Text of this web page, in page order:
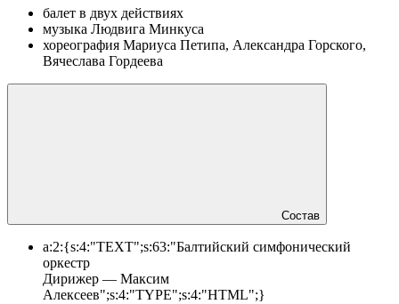
балет в двух действиях
музыка Людвига Минкуса
хореография Мариуса Петипа, Александра Горского,
Вячеслава Гордеева
Состав
a:2:{s:4:"TEXT";s:63:"Балтийский симфонический
оркестр
Дирижер — Максим
Алексеев";s:4:"TYPE";s:4:"HTML";}